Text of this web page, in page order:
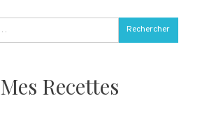
Rechercher :
Mes Recettes